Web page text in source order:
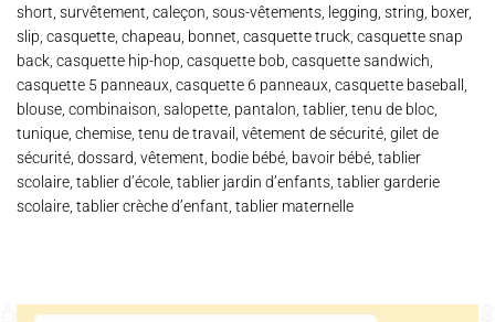
short, survêtement, caleçon, sous-vêtements, legging, string, boxer,
slip, casquette, chapeau, bonnet, casquette truck, casquette snap
back, casquette hip-hop, casquette bob, casquette sandwich,
casquette 5 panneaux, casquette 6 panneaux, casquette baseball,
blouse, combinaison, salopette, pantalon, tablier, tenu de bloc,
tunique, chemise, tenu de travail, vêtement de sécurité, gilet de
sécurité, dossard, vêtement, bodie bébé, bavoir bébé, tablier
scolaire, tablier d’école, tablier jardin d’enfants, tablier garderie
scolaire, tablier crèche d’enfant, tablier maternelle